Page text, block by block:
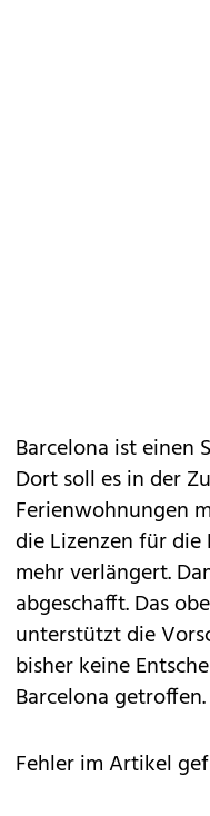
Barcelona ist einen
Dort soll es in der
Ferienwohnungen
die Lizenzen für
mehr verlängert.
abgeschafft. Das
unterstützt die
bisher keine
Barcelona getroffen.
Fehler im Artikel